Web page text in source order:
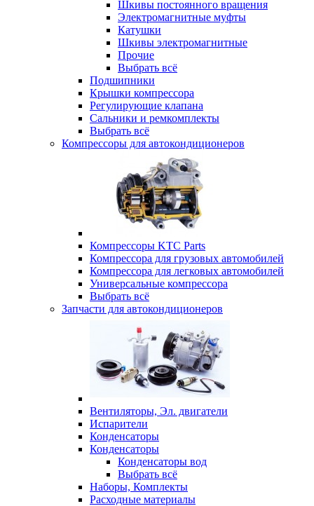
Шкивы постоянного вращения
Электромагнитные муфты
Катушки
Шкивы электромагнитные
Прочие
Выбрать всё
Подшипники
Крышки компрессора
Регулирующие клапана
Сальники и ремкомплекты
Выбрать всё
Компрессоры для автокондиционеров
Компрессоры KTC Parts
Компрессора для грузовых автомобилей
Компрессора для легковых автомобилей
Универсальные компрессора
Выбрать всё
Запчасти для автокондиционеров
Вентиляторы, Эл. двигатели
Испарители
Конденсаторы
Конденсаторы
Конденсаторы вод
Выбрать всё
Наборы, Комплекты
Расходные материалы